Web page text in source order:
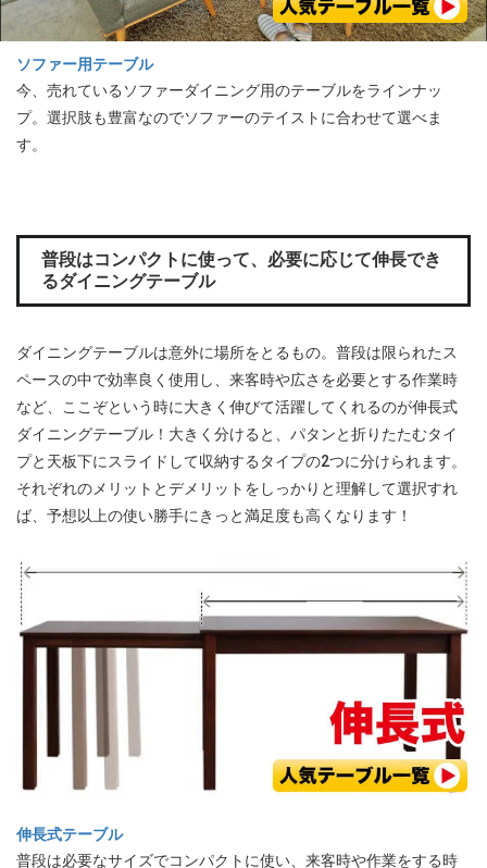
ソファー用テーブル
今、売れているソファーダイニング用のテーブルをラインナッ
プ。選択肢も豊富なのでソファーのテイストに合わせて選べま
す。
普段はコンパクトに使って、必要に応じて伸長でき
るダイニングテーブル
ダイニングテーブルは意外に場所をとるもの。普段は限られたス
ペースの中で効率良く使用し、来客時や広さを必要とする作業時
など、ここぞという時に大きく伸びて活躍してくれるのが伸長式
ダイニングテーブル！大きく分けると、パタンと折りたたむタイ
プと天板下にスライドして収納するタイプの2つに分けられます。
それぞれのメリットとデメリットをしっかりと理解して選択すれ
ば、予想以上の使い勝手にきっと満足度も高くなります！
伸長式テーブル
普段は必要なサイズでコンパクトに使い、来客時や作業をする時